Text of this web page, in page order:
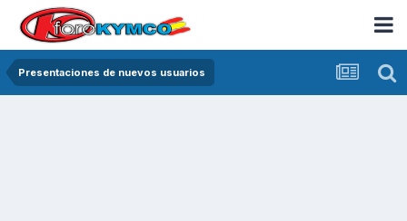
Presentaciones de nuevos usuarios